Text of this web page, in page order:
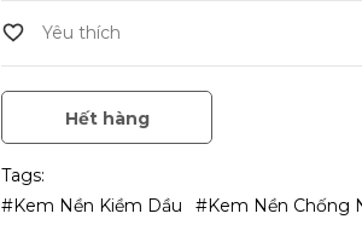
Hết hàng
Tags:
#kem Nền Kiềm Dầu
#kem Nền Chống